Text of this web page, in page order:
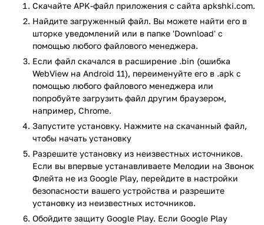
Установка на звонок/будильник/оповещения
Нарезка любимых фрагментов
Регулировка громкости и тембра
Создание плейлистов
Идеальный выбор для ценителей натурального звука.
Превратите звонок телефона в мини-концерт флейты!
Приложение Мелодии на Звонок Флейта прошло проверку
последним сигнатурам заражения файлов не выявлено.
Скачайте APK-файл приложения с сайта apkshki.com.
Найдите загруженный файл. Вы можете найти его в
шторке уведомлений или в папке 'Download' с
помощью любого файлового менеджера.
Если файл скачался в расширение .bin (ошибка
WebView на Android 11), переименуйте его в .apk с
помощью любого файлового менеджера или
попробуйте загрузить файл другим браузером,
например, Chrome.
Запустите установку. Нажмите на скачанный файл,
чтобы начать установку
Разрешите установку из неизвестных источников.
Если вы впервые устанавливаете Мелодии на Звонок
Флейта не из Google Play, перейдите в настройки
безопасности вашего устройства и разрешите
установку из неизвестных источников.
Обойдите защиту Google Play. Если Google Play